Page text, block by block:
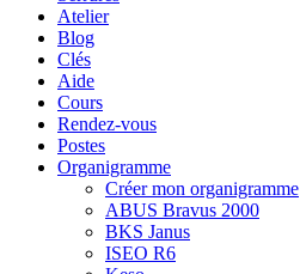
Atelier
Blog
Clés
Aide
Cours
Rendez-vous
Postes
Organigramme
Créer mon organigramme
ABUS Bravus 2000
BKS Janus
ISEO R6